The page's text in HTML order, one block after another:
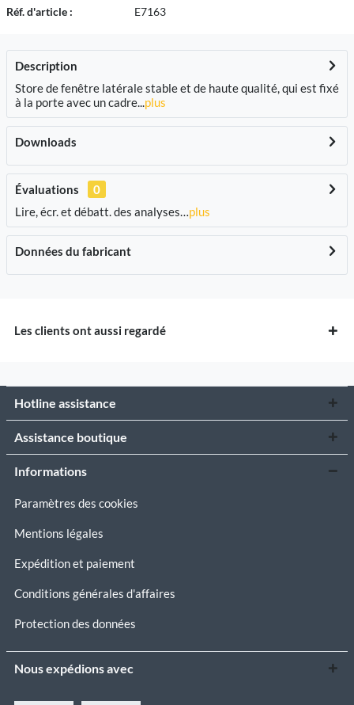
Réf. d'article : E7163
Description
Store de fenêtre latérale stable et de haute qualité, qui est fixé
à la porte avec un cadre...plus
Downloads
Évaluations
0
Lire, écr. et débatt. des analyses…plus
Données du fabricant
Les clients ont aussi regardé
Hotline assistance
Assistance boutique
Informations
Paramètres des cookies
Mentions légales
Expédition et paiement
Conditions générales d'affaires
Protection des données
Nous expédions avec